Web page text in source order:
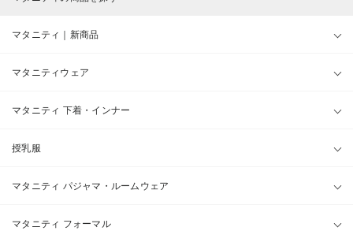
マタニティ｜新商品
マタニティウェア
マタニティ 下着・インナー
授乳服
マタニティ パジャマ・ルームウェア
マタニティ フォーマル